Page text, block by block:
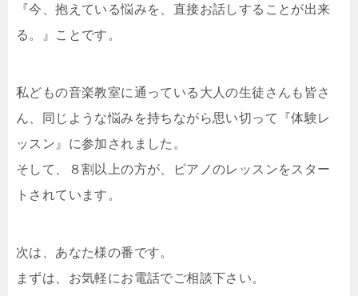
『今、抱えている悩みを、直接お話しすることが出来
る。』ことです。
私どもの音楽教室に通っている大人の生徒さんも皆さ
ん、同じような悩みを持ちながら思い切って『体験レ
ッスン』に参加されました。
そして、８割以上の方が、ピアノのレッスンをスター
トされています。
次は、あなた様の番です。
まずは、お気軽にお電話でご相談下さい。